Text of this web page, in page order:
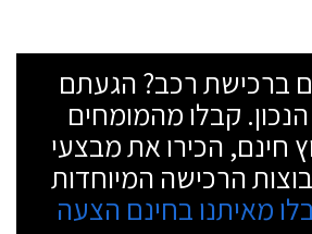
ברכישת רכב? הגעתם
קבלו מהמומחים
חינם, הכירו את מבצעי
הרכישה המיוחדות
מאיתנו בחינם הצעה